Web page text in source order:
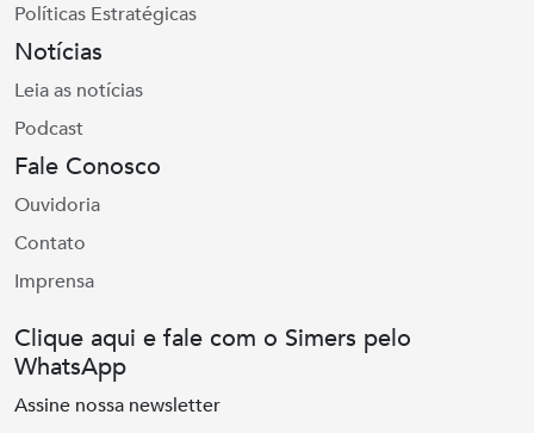
Políticas Estratégicas
Notícias
Leia as notícias
Podcast
Fale Conosco
Ouvidoria
Contato
Imprensa
Clique aqui e fale com o Simers pelo
WhatsApp
Assine nossa newsletter